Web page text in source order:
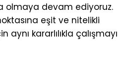
olmaya devam ediyoruz.
eşit ve nitelikli
aynı kararlılıkla çalışmayı